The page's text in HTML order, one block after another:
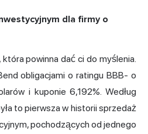
dla firmy o
powinna dać ci do myślenia.
obligacjami o ratingu BBB- o
i kuponie 6,192%. Według
to pierwsza w historii sprzedaż
pochodzących od jednego